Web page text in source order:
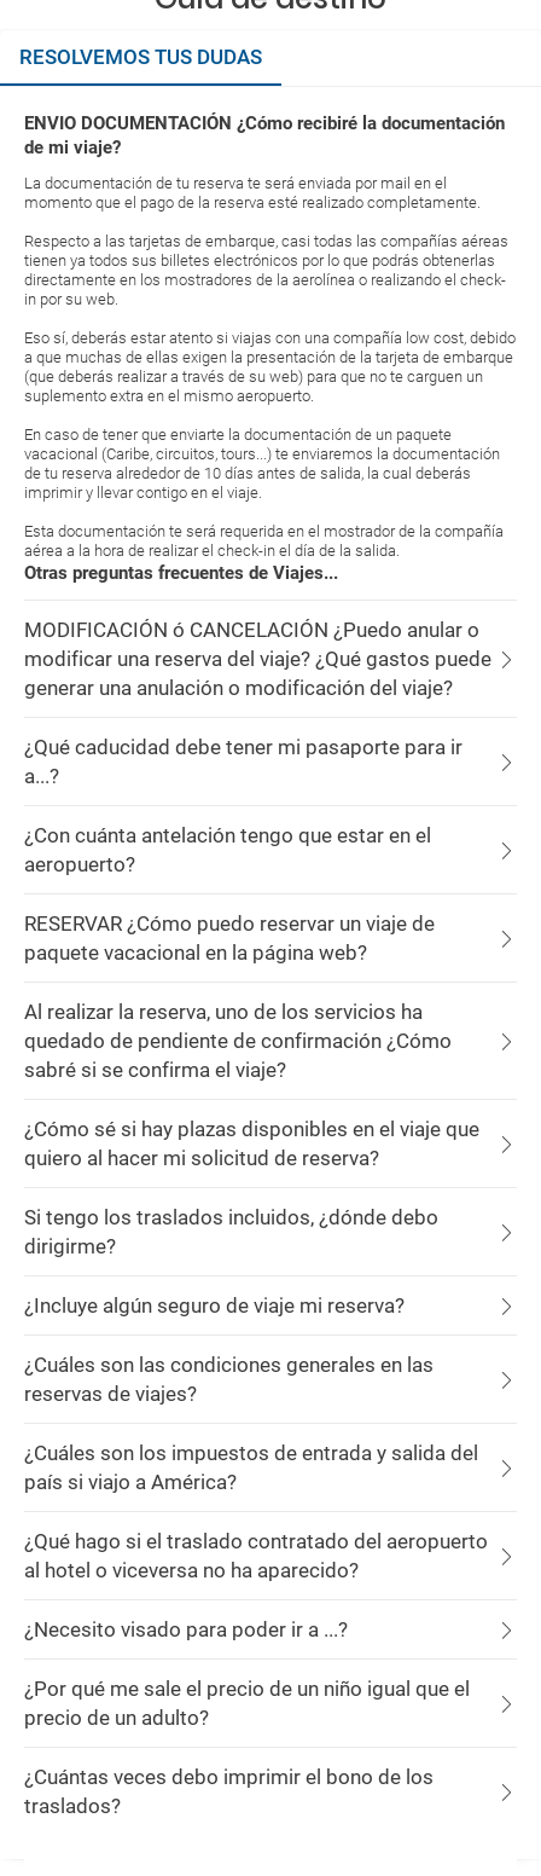
RESOLVEMOS TUS DUDAS
ENVIO DOCUMENTACIÓN ¿Cómo recibiré la documentación
de mi viaje?
La documentación de tu reserva te será enviada por mail en el
momento que el pago de la reserva esté realizado completamente.
Respecto a las tarjetas de embarque, casi todas las compañías aéreas
tienen ya todos sus billetes electrónicos por lo que podrás obtenerlas
directamente en los mostradores de la aerolínea o realizando el check-
in por su web.
Eso sí, deberás estar atento si viajas con una compañía low cost, debido
a que muchas de ellas exigen la presentación de la tarjeta de embarque
(que deberás realizar a través de su web) para que no te carguen un
suplemento extra en el mismo aeropuerto.
En caso de tener que enviarte la documentación de un paquete
vacacional (Caribe, circuitos, tours...) te enviaremos la documentación
de tu reserva alrededor de 10 días antes de salida, la cual deberás
imprimir y llevar contigo en el viaje.
Esta documentación te será requerida en el mostrador de la compañía
aérea a la hora de realizar el check-in el día de la salida.
Otras preguntas frecuentes de Viajes...
MODIFICACIÓN ó CANCELACIÓN ¿Puedo anular o
modificar una reserva del viaje? ¿Qué gastos puede
generar una anulación o modificación del viaje?
¿Qué caducidad debe tener mi pasaporte para ir
a...?
¿Con cuánta antelación tengo que estar en el
aeropuerto?
RESERVAR ¿Cómo puedo reservar un viaje de
paquete vacacional en la página web?
Al realizar la reserva, uno de los servicios ha
quedado de pendiente de confirmación ¿Cómo
sabré si se confirma el viaje?
¿Cómo sé si hay plazas disponibles en el viaje que
quiero al hacer mi solicitud de reserva?
Si tengo los traslados incluidos, ¿dónde debo
dirigirme?
¿Incluye algún seguro de viaje mi reserva?
¿Cuáles son las condiciones generales en las
reservas de viajes?
¿Cuáles son los impuestos de entrada y salida del
país si viajo a América?
¿Qué hago si el traslado contratado del aeropuerto
al hotel o viceversa no ha aparecido?
¿Necesito visado para poder ir a ...?
¿Por qué me sale el precio de un niño igual que el
precio de un adulto?
¿Cuántas veces debo imprimir el bono de los
traslados?